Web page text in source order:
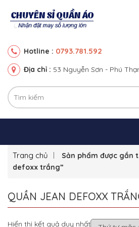
Hotline : 0793.781.592
Địa chỉ : 53 Nguyễn Sơn - Phú
Trang chủ
Sản phẩm được gắn
defoxx trắng”
QUẦN JEAN DEFOXX
Hiển thị kết quả duy nhất